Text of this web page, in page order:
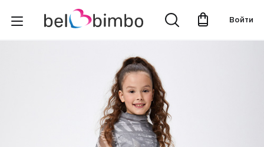
Войти